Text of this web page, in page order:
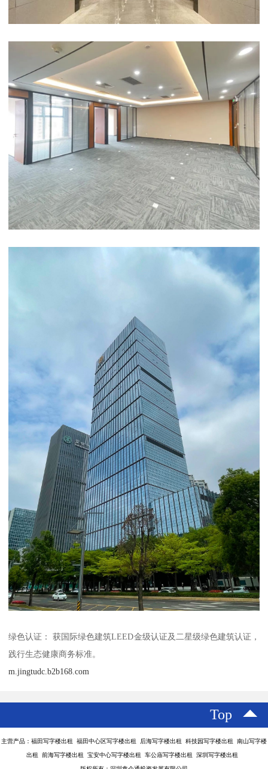
绿色认证： 获国际绿色建筑LEED金级认证及二星级绿色建筑认证，
践行生态健康商务标准。
m.jingtudc.b2b168.com
Top
主营产品：福田写字楼出租 福田中心区写字楼出租 后海写字楼出租 科技园写字楼出租 南山写字楼
出租 前海写字楼出租 宝安中心写字楼出租 车公庙写字楼出租 深圳写字楼出租